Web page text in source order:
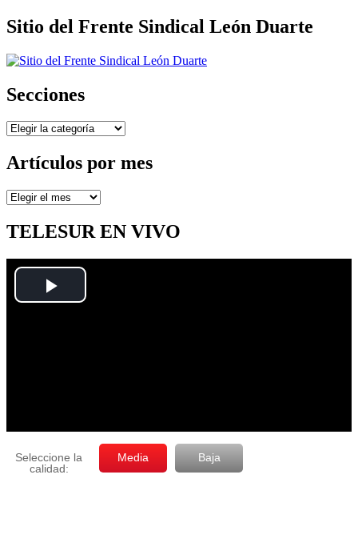
Sitio del Frente Sindical León Duarte
Secciones
Secciones
Artículos por mes
Artículos
mes
TELESUR EN VIVO